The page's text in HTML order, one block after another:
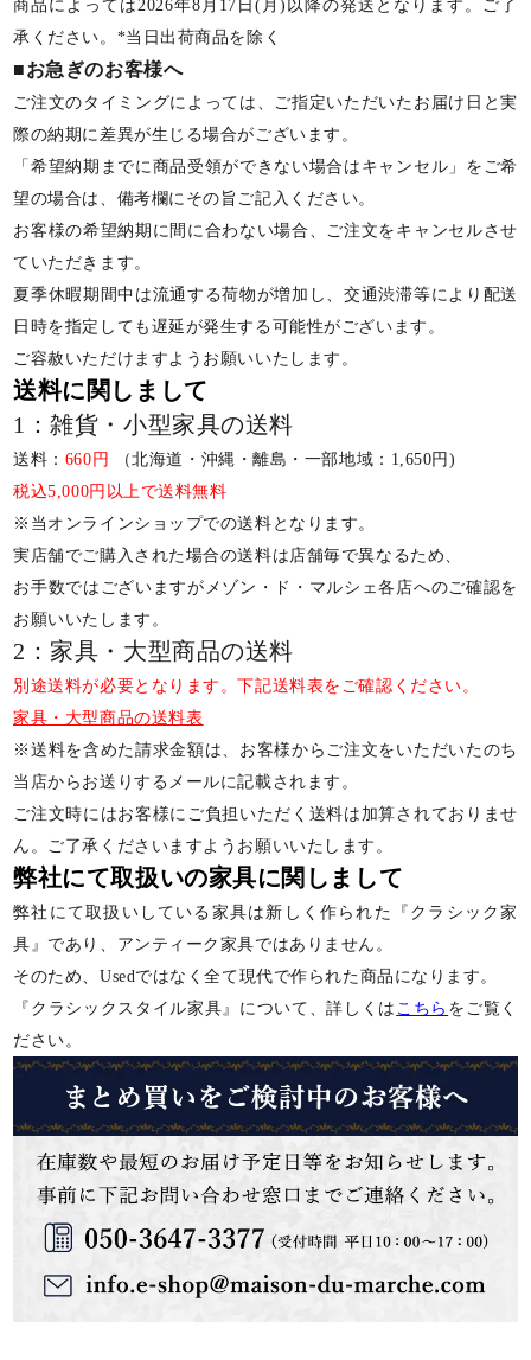
商品によっては2026年8月17日(月)以降の発送となります。ご了
承ください。*当日出荷商品を除く
■お急ぎのお客様へ
ご注文のタイミングによっては、ご指定いただいたお届け日と実
際の納期に差異が生じる場合がございます。
「希望納期までに商品受領ができない場合はキャンセル」をご希
望の場合は、備考欄にその旨ご記入ください。
お客様の希望納期に間に合わない場合、ご注文をキャンセルさせ
ていただきます。
夏季休暇期間中は流通する荷物が増加し、交通渋滞等により配送
日時を指定しても遅延が発生する可能性がございます。
ご容赦いただけますようお願いいたします。
送料に関しまして
1：雑貨・小型家具の送料
送料： 660円
（北海道・沖縄・離島・一部地域：1,650円)
税込5,000円以上で送料無料
※当オンラインショップでの送料となります。
実店舗でご購入された場合の送料は店舗毎で異なるため、
お手数ではございますがメゾン・ド・マルシェ各店へのご確認を
お願いいたします。
2：家具・大型商品の送料
別途送料が必要となります。下記送料表をご確認ください。
家具・大型商品の送料表
※送料を含めた請求金額は、お客様からご注文をいただいたのち
当店からお送りするメールに記載されます。
ご注文時にはお客様にご負担いただく送料は加算されておりませ
ん。ご了承くださいますようお願いいたします。
弊社にて取扱いの家具に関しまして
弊社にて取扱いしている家具は新しく作られた『クラシック家
具』であり、アンティーク家具ではありません。
そのため、Usedではなく全て現代で作られた商品になります。
『クラシックスタイル家具』について、詳しくは こちら をご覧く
ださい。